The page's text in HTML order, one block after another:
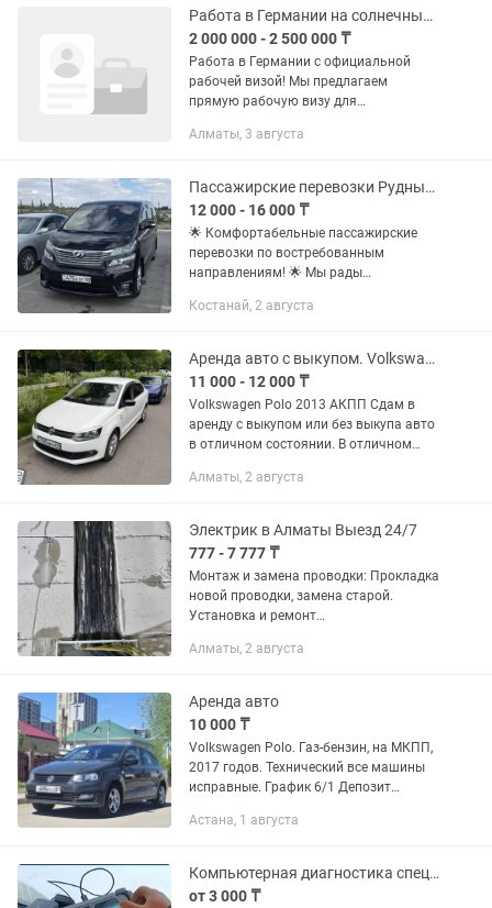
После...
Работа в Германии на солнечных батареях,сборщики
2 000 000 - 2 500 000 ₸
Работа в Германии с официальной
рабочей визой! Мы предлагаем
прямую рабочую визу для
(немецкий/английский) 2. Диплом в
Также...
Алматы, 3 августа
Пассажирские перевозки Рудный Костанай Челябинск Екатеринбург
12 000 - 16 000 ₸
🌟 Комфортабельные пассажирские
перевозки по востребованным
направлениям! 🌟 Мы рады
поездки по маршрутам Костанай
Рудный Челябинск...
Костанай, 2 августа
Аренда авто с выкупом. Volkswagen Polo АКПП.
11 000 - 12 000 ₸
Volkswagen Polo 2013 АКПП Сдам в
аренду с выкупом или без выкупа авто
в отличном состоянии. В отличном
вложений, кондиционер печка всё
Алматы, 2 августа
Электрик в Алматы Выезд 24/7
777 - 7 777 ₸
Монтаж и замена проводки: Прокладка
новой проводки, замена старой.
Установка и ремонт
замена розеток, выключателей,
Монтаж...
Алматы, 2 августа
Аренда авто
10 000 ₸
Volkswagen Polo. Газ-бензин, на МКПП,
2017 годов. Технический все машины
исправные. График 6/1 Депозит
делать не надо.
Астана, 1 августа
Компьютерная диагностика спецтехники и легковые автомобили выезд
от 3 000 ₸